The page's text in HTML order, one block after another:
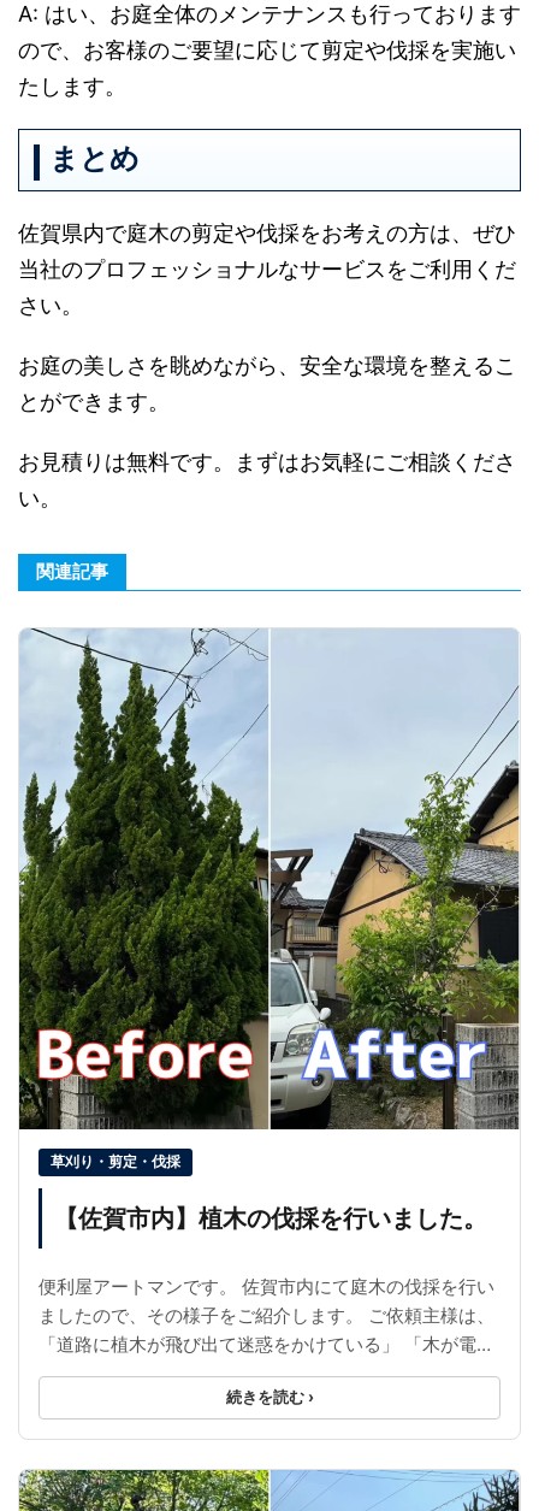
A: はい、お庭全体のメンテナンスも行っております
ので、お客様のご要望に応じて剪定や伐採を実施い
たします。
まとめ
佐賀県内で庭木の剪定や伐採をお考えの方は、ぜひ
当社のプロフェッショナルなサービスをご利用くだ
さい。
お庭の美しさを眺めながら、安全な環境を整えるこ
とができます。
お見積りは無料です。まずはお気軽にご相談くださ
い。
関連記事
草刈り・剪定・伐採
【佐賀市内】植木の伐採を行いました。
便利屋アートマンです。 佐賀市内にて庭木の伐採を行い
ましたので、その様子をご紹介します。 ご依頼主様は、
「道路に植木が飛び出て迷惑をかけている」 「木が電線
に当たっていて心配」 「剪定するのが大変に ...
続きを読む ›